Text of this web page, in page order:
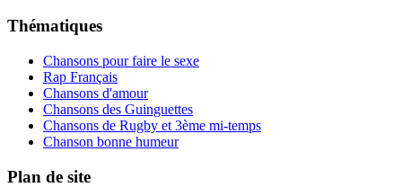
Thématiques
Chansons pour faire le sexe
Rap Français
Chansons d'amour
Chansons des Guinguettes
Chansons de Rugby et 3ème mi-temps
Chanson bonne humeur
Plan de site